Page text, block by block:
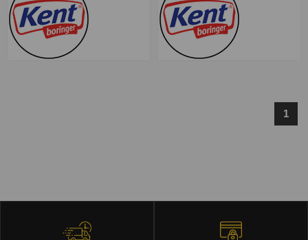
1